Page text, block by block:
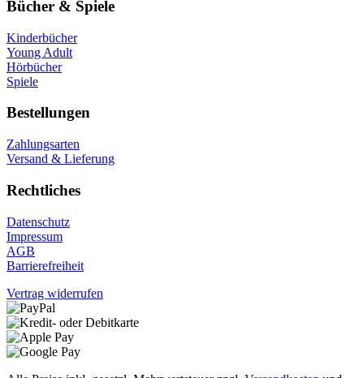
Bücher & Spiele
Kinderbücher
Young Adult
Hörbücher
Spiele
Bestellungen
Zahlungsarten
Versand & Lieferung
Rechtliches
Datenschutz
Impressum
AGB
Barrierefreiheit
Vertrag widerrufen